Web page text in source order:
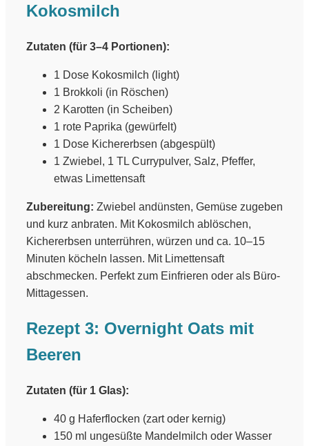
Kokosmilch
Zutaten (für 3–4 Portionen):
1 Dose Kokosmilch (light)
1 Brokkoli (in Röschen)
2 Karotten (in Scheiben)
1 rote Paprika (gewürfelt)
1 Dose Kichererbsen (abgespült)
1 Zwiebel, 1 TL Currypulver, Salz, Pfeffer,
etwas Limettensaft
Zubereitung: Zwiebel andünsten, Gemüse zugeben
und kurz anbraten. Mit Kokosmilch ablöschen,
Kichererbsen unterrühren, würzen und ca. 10–15
Minuten köcheln lassen. Mit Limettensaft
abschmecken. Perfekt zum Einfrieren oder als Büro-
Mittagessen.
Rezept 3: Overnight Oats mit
Beeren
Zutaten (für 1 Glas):
40 g Haferflocken (zart oder kernig)
150 ml ungesüßte Mandelmilch oder Wasser